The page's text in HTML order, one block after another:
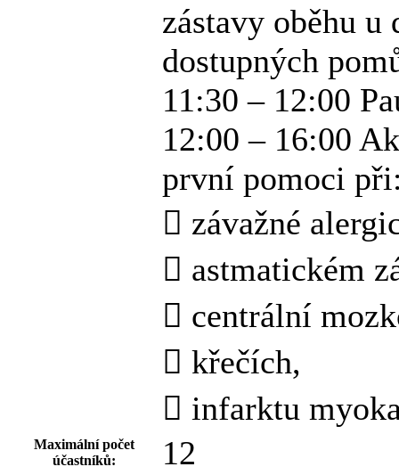
zástavy oběhu
dostupných
11:30 – 12:00
12:00 – 16:00
první pomoci
 závažné
 astmatickém
 centrální
 křečích,
 infarktu
Maximální počet
účastníků:
12